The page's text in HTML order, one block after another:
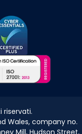
riservati.
Wales, company no.